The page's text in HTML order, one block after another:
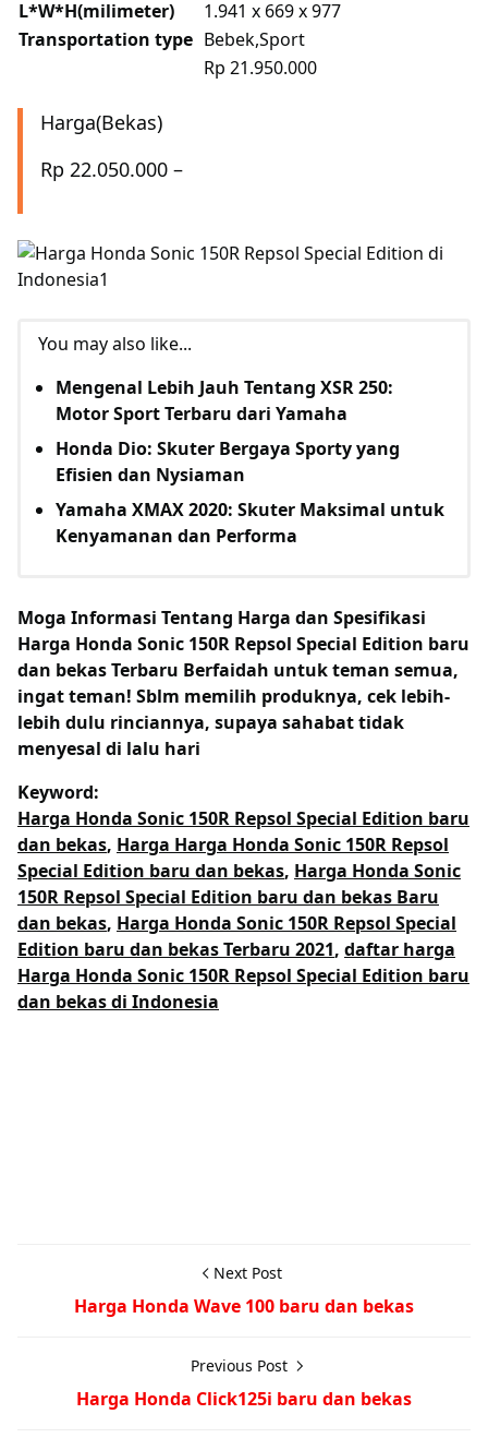
L*W*H(milimeter)
1.941 x 669 x 977
Transportation type Bebek,Sport
Rp 21.950.000
Harga(Bekas)
Rp 22.050.000 –
You may also like...
Mengenal Lebih Jauh Tentang XSR 250:
Motor Sport Terbaru dari Yamaha
Honda Dio: Skuter Bergaya Sporty yang
Efisien dan Nysiaman
Yamaha XMAX 2020: Skuter Maksimal untuk
Kenyamanan dan Performa
Moga Informasi Tentang Harga dan Spesifikasi
Harga Honda Sonic 150R Repsol Special Edition baru
dan bekas Terbaru Berfaidah untuk teman semua,
ingat teman! Sblm memilih produknya, cek lebih-
lebih dulu rinciannya, supaya sahabat tidak
menyesal di lalu hari
Keyword:
Harga Honda Sonic 150R Repsol Special Edition baru
dan bekas, Harga Harga Honda Sonic 150R Repsol
Special Edition baru dan bekas, Harga Honda Sonic
150R Repsol Special Edition baru dan bekas Baru
dan bekas, Harga Honda Sonic 150R Repsol Special
Edition baru dan bekas Terbaru 2021, daftar harga
Harga Honda Sonic 150R Repsol Special Edition baru
dan bekas di Indonesia
Next Post
Harga Honda Wave 100 baru dan bekas
Previous Post
Harga Honda Click125i baru dan bekas